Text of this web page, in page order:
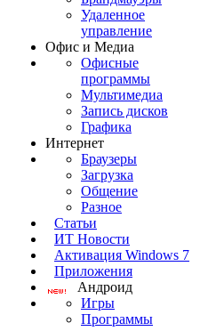
Удаленное
управление
Офис и Медиа
Офисные
программы
Мультимедиа
Запись дисков
Графика
Интернет
Браузеры
Загрузка
Общение
Разное
Статьи
ИТ Новости
Активация Windows 7
Приложения
Андроид
Игры
Программы